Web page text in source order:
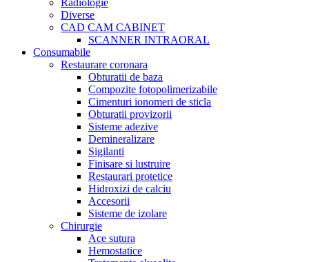
Radiologie
Diverse
CAD CAM CABINET
SCANNER INTRAORAL
Consumabile
Restaurare coronara
Obturatii de baza
Compozite fotopolimerizabile
Cimenturi ionomeri de sticla
Obturatii provizorii
Sisteme adezive
Demineralizare
Sigilanti
Finisare si lustruire
Restaurari protetice
Hidroxizi de calciu
Accesorii
Sisteme de izolare
Chirurgie
Ace sutura
Hemostatice